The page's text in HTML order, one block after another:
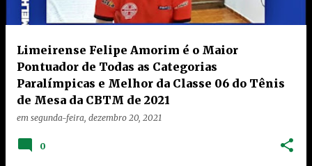
Limeirense Felipe Amorim é o Maior
Pontuador de Todas as Categorias
Paralímpicas e Melhor da Classe 06 do Tênis
de Mesa da CBTM de 2021
em segunda-feira, dezembro 20, 2021
0